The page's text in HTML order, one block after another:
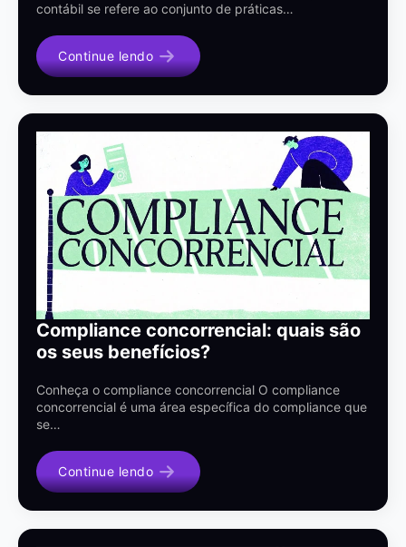
contábil se refere ao conjunto de práticas…
Continue lendo
Compliance concorrencial: quais são
os seus benefícios?
Conheça o compliance concorrencial O compliance
concorrencial é uma área específica do compliance que
se…
Continue lendo